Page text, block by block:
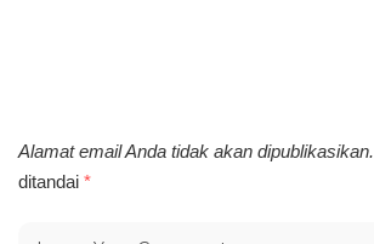
Alamat email Anda tidak akan dipublikasikan.
ditandai *